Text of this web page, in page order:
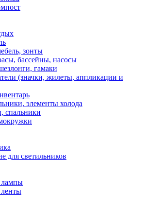
зонты
бассейны, насосы
гамаки
(значки, жилеты, аппликации и
элементы холода
спальники
для светильников
лампы